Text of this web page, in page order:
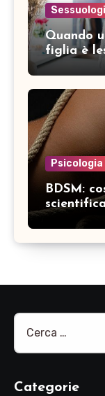
Quando
figlia è
Psicologia
BDSM:
scientifica
Ricerca
Categorie